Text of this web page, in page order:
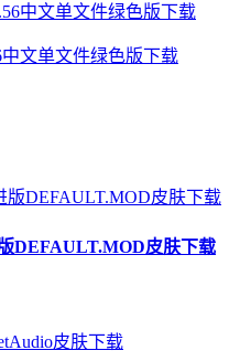
文单文件绿色版下载
DEFAULT.MOD皮肤下载